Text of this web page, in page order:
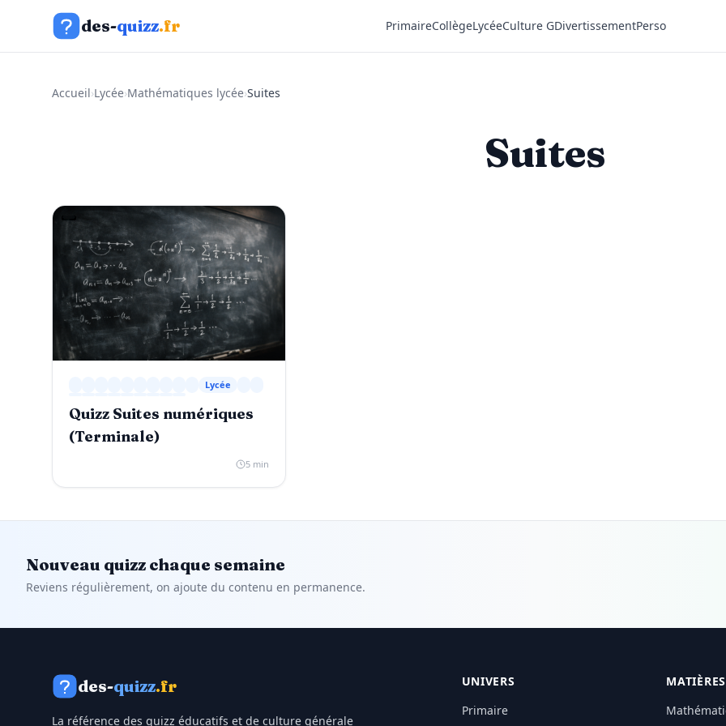
Aller au contenu
des-quizz.fr PrimaireCollègeLycéeCulture GDivertissementPerso
Accueil›Lycée›Mathématiques lycée›Suites
Suites
Lycée
Quizz Suites numériques
(Terminale)
5 min
Nouveau quizz chaque semaine
Reviens régulièrement, on ajoute du contenu en permanence.
des-quizz.fr
La référence des quizz éducatifs et de culture générale
UNIVERS
Primaire
MATIÈRES